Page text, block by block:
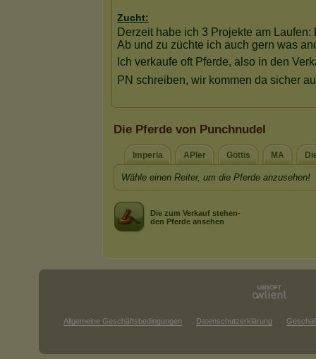
Die Pferde von Punchnudel
Imperia APler Göttis MA
Wähle einen Reiter, um die Pferde anzusehen!
Die zum Verkauf stehen-
den Pferde ansehen
Allgemeine Geschäftsbedingungen Datenschutzerklärung